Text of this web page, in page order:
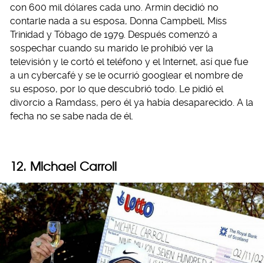
con 600 mil dólares cada uno. Armin decidió no
contarle nada a su esposa, Donna Campbell, Miss
Trinidad y Tóbago de 1979. Después comenzó a
sospechar cuando su marido le prohibió ver la
televisión y le cortó el teléfono y el Internet, así que fue
a un cybercafé y se le ocurrió googlear el nombre de
su esposo, por lo que descubrió todo. Le pidió el
divorcio a Ramdass, pero él ya había desaparecido. A la
fecha no se sabe nada de él.
12. Michael Carroll